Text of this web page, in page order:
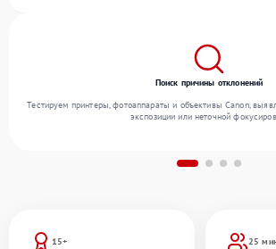
15+
25
Поиск причины отклонений
Тестируем принтеры, фотоаппараты и объективы Canon,
экспозиции или неточной